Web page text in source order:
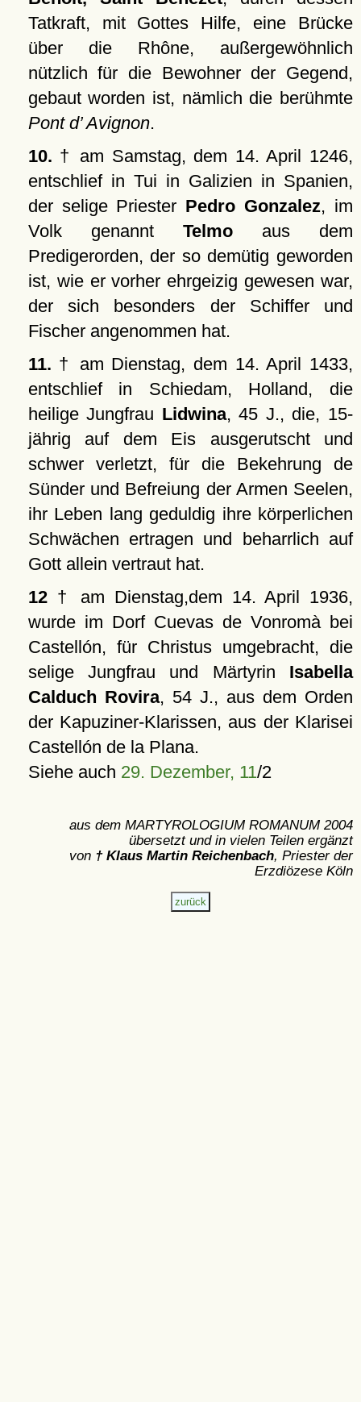
Tatkraft, mit Gottes Hilfe, eine Brücke
über die Rhône, außergewöhnlich
nützlich für die Bewohner der Gegend,
gebaut worden ist, nämlich die berühmte
Pont d’ Avignon.
10. † am Samstag, dem 14. April 1246,
entschlief in Tui in Galizien in Spanien,
der selige Priester Pedro Gonzalez, im
Volk genannt Telmoaus dem
Predigerorden, der so demütig geworden
ist, wie er vorher ehrgeizig gewesen war,
der sich besonders der Schiffer und
Fischer angenommen hat.
11. † am Dienstag, dem 14. April 1433,
entschlief in Schiedam, Holland, die
heilige Jungfrau Lidwina, 45 J., die, 15-
jährig auf dem Eis ausgerutscht und
schwer verletzt, für die Bekehrung de
Sünder und Befreiung der Armen Seelen,
ihr Leben lang geduldig ihre körperlichen
Schwächen ertragen und beharrlich auf
Gott allein vertraut hat.
12† am Dienstag,dem 14. April 1936,
wurde im Dorf Cuevas de Vonromà bei
Castellón, für Christus umgebracht, die
selige Jungfrau und Märtyrin Isabella
Calduch Rovira, 54 J., aus dem Orden
der Kapuziner-Klarissen, aus der Klarisei
Castellón de la Plana.
Siehe auch 29. Dezember, 11/2
aus dem MARTYROLOGIUM ROMANUM 2004
übersetzt und in vielen Teilen ergänzt
von † Klaus Martin Reichenbach, Priester der
Erzdiözese Köln